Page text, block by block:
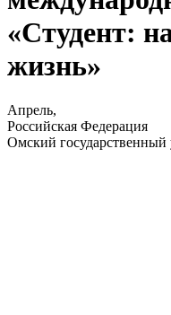
«Студент:
жизнь»
Апрель,
Российская Федерация
Омский государственный